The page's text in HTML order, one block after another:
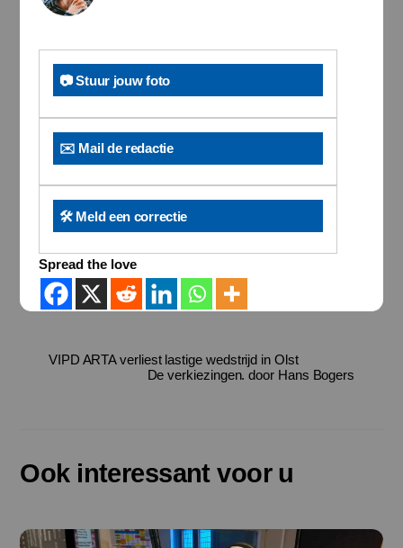
📷 Stuur jouw foto
✉️ Mail de redactie
🛠️ Meld een correctie
Spread the love
VIPD ARTA verliest lastige wedstrijd in Olst
De verkiezingen. door Hans Bogers
Ook interessant voor u